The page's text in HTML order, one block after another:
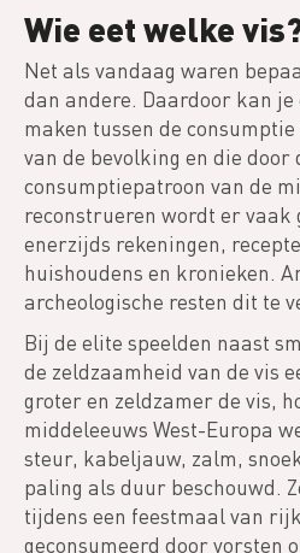
Wie eet welke
Net als vandaag waren
dan andere. Daardoor kan je
maken tussen de
van de bevolking en die door
consumptiepatroon van de
reconstrueren wordt er vaak
enerzijds rekeningen,
huishoudens en kronieken.
archeologische resten dit te
Bij de elite speelden naast
de zeldzaamheid van de vis
groter en zeldzamer de vis,
middeleeuws West-Europa
steur, kabeljauw, zalm,
paling als duur beschouwd.
tijdens een feestmaal van
geconsumeerd door vorsten